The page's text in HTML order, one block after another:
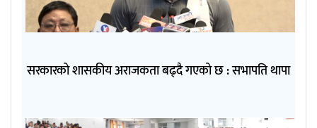
सरकारको शासकीय अराजकता बढ्दै गएको छ : सभापति थापा